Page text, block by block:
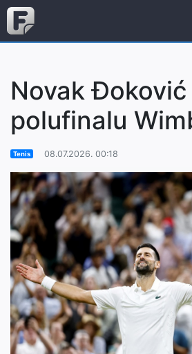
Novak Đoković
polufinalu
Tenis 08.07.2026. 00:18